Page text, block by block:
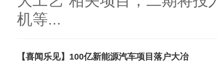
机等...
【喜闻乐见】100亿新能源汽车项目落户大冶